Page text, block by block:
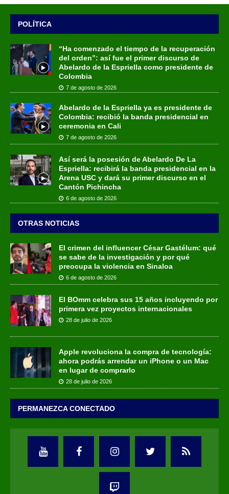
POLÍTICA
“Ha comenzado el tiempo de la recuperación
del orden”: así fue el primer discurso de
Abelardo de la Espriella como presidente de
Colombia
7 de agosto de 2026
Abelardo de la Espriella ya es presidente de
Colombia: recibió la banda presidencial en
ceremonia en Cali
7 de agosto de 2026
Así será la posesión de Abelardo De La
Espriella: recibirá la banda presidencial en la
Arena USC y dará su primer discurso en el
Cantón Pichincha
6 de agosto de 2026
OTRAS NOTICIAS
El crimen del influencer César Gastélum: qué
se sabe de la investigación y por qué
preocupa la violencia en Sinaloa
6 de agosto de 2026
El BOmm celebra sus 15 años incluyendo por
primera vez proyectos internacionales
28 de julio de 2026
Apple revoluciona la compra de tecnología:
ahora podrás arrendar un iPhone o un Mac
en lugar de comprarlo
28 de julio de 2026
PERMANEZCA CONECTADO